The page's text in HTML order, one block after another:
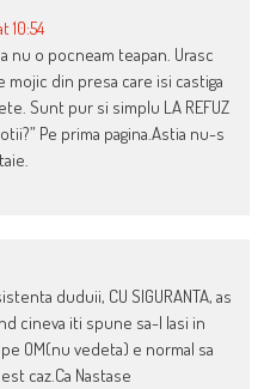
10:54
nu o pocneam teapan. Urasc
din presa care isi castiga
Sunt pur si simplu LA REFUZ
Pe prima pagina.Astia nu-s
duduii, CU SIGURANTA, as
cineva iti spune sa-l lasi in
OM(nu vedeta) e normal sa
caz.Ca Nastase